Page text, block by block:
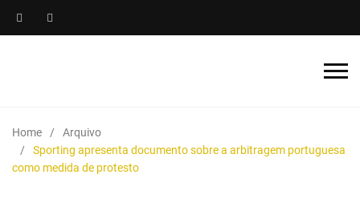
Home
Arquivo
Sporting apresenta documento sobre a arbitragem portuguesa
como medida de protesto